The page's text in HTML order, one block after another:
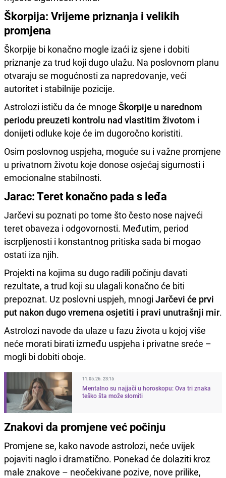
Škorpija: Vrijeme priznanja i velikih
promjena
Škorpije bi konačno mogle izaći iz sjene i dobiti
priznanje za trud koji dugo ulažu. Na poslovnom planu
otvaraju se mogućnosti za napredovanje, veći
autoritet i stabilnije pozicije.
Astrolozi ističu da će mnoge Škorpije u narednom
periodu preuzeti kontrolu nad vlastitim životom i
donijeti odluke koje će im dugoročno koristiti.
Osim poslovnog uspjeha, moguće su i važne promjene
u privatnom životu koje donose osjećaj sigurnosti i
emocionalne stabilnosti.
Jarac: Teret konačno pada s leđa
Jarčevi su poznati po tome što često nose najveći
teret obaveza i odgovornosti. Međutim, period
iscrpljenosti i konstantnog pritiska sada bi mogao
ostati iza njih.
Projekti na kojima su dugo radili počinju davati
rezultate, a trud koji su ulagali konačno će biti
prepoznat. Uz poslovni uspjeh, mnogi Jarčevi će prvi
put nakon dugo vremena osjetiti i pravi unutrašnji mir.
Astrolozi navode da ulaze u fazu života u kojoj više
neće morati birati između uspjeha i privatne sreće –
mogli bi dobiti oboje.
11.05.26. 23:15
Mentalno su najjači u horoskopu: Ova tri znaka
teško šta može slomiti
Znakovi da promjene već počinju
Promjene se, kako navode astrolozi, neće uvijek
pojaviti naglo i dramatično. Ponekad će dolaziti kroz
male znakove – neočekivane pozive, nove prilike,